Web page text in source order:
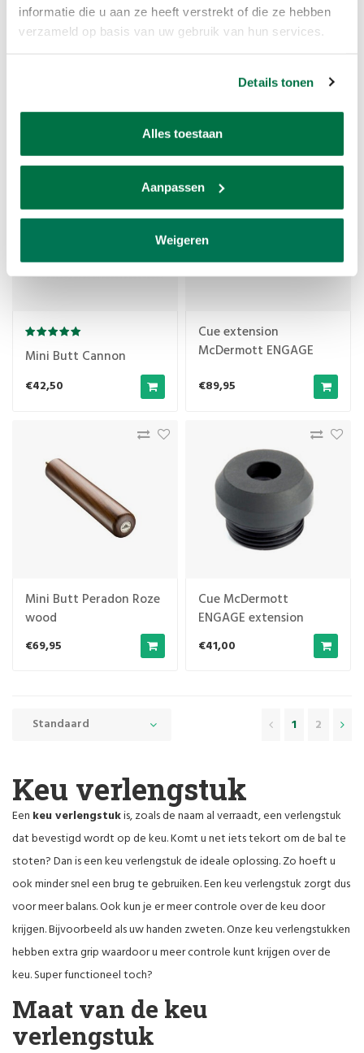
informatie die u aan ze heeft verstrekt of die ze hebben
verzameld op basis van uw gebruik van hun services.
Details tonen
Alles toestaan
Aanpassen
Weigeren
Mini Butt Cannon
€42,50
Cue extension
McDermott ENGAGE
€89,95
Mini Butt Peradon Roze
wood
€69,95
Cue McDermott
ENGAGE extension
bumper
€41,00
Standaard 1 2
Keu verlengstuk
Een keu verlengstukis, zoals de naam al verraadt, een verlengstuk
dat bevestigd wordt op de keu. Komt u net iets tekort om de bal te
stoten? Dan is een keu verlengstuk de ideale oplossing. Zo hoeft u
ook minder snel een brug te gebruiken. Een keu verlengstuk zorgt dus
voor meer balans. Ook kun je er meer controle over de keu door
krijgen. Bijvoorbeeld als uw handen zweten. Onze keu verlengstukken
hebben extra grip waardoor u meer controle kunt krijgen over de
keu. Super functioneel toch?
Maat van de keu
verlengstuk